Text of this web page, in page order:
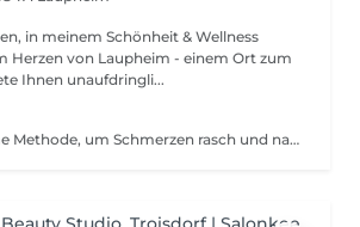
in meinem Schönheit & Wellness
Herzen von Laupheim - einem Ort zum
Ich biete Ihnen unaufdringli...
Es ist eine wirksame Methode, um Schmerzen rasch und nachhaltig zu lindern * bei Arthritis * bei Arthrose * bei Rheuma * bei Neurodermitis * bei Winterekzemen Bei Beschwerden werden ein bis zwei Bahandlungen wöchentlich empfohlen.